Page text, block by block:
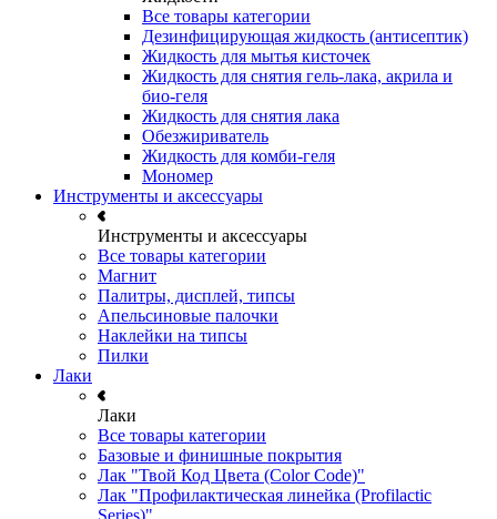
Все товары категории
Дезинфицирующая жидкость (антисептик)
Жидкость для мытья кисточек
Жидкость для снятия гель-лака, акрила и
био-геля
Жидкость для снятия лака
Обезжириватель
Жидкость для комби-геля
Мономер
Инструменты и аксессуары
Инструменты и аксессуары
Все товары категории
Магнит
Палитры, дисплей, типсы
Апельсиновые палочки
Наклейки на типсы
Пилки
Лаки
Лаки
Все товары категории
Базовые и финишные покрытия
Лак "Твой Код Цвета (Color Code)"
Лак "Профилактическая линейка (Profilactic
Series)"